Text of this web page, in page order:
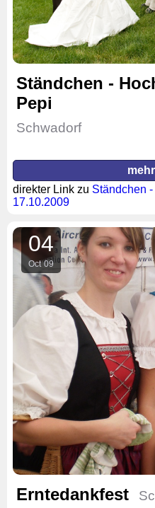
Ständchen -
Pepi
Schwadorf
direkter Link zu Ständchen
17.10.2009
04
Oct 09
Erntedankfest